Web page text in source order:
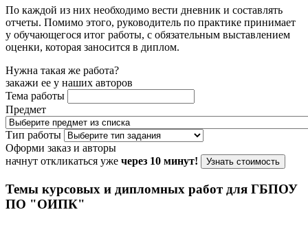
По каждой из них необходимо вести дневник и составлять
отчеты. Помимо этого, руководитель по практике принимает
у обучающегося итог работы, с обязательным выставлением
оценки, которая заносится в диплом.
Нужна такая же работа?
закажи ее у наших авторов
Тема работы
Предмет
Тип работы
Оформи заказ и авторы
начнут откликаться уже через 10 минут! Узнать стоимость
Темы курсовых и дипломных работ для ГБПОУ
ПО "ОИПК"